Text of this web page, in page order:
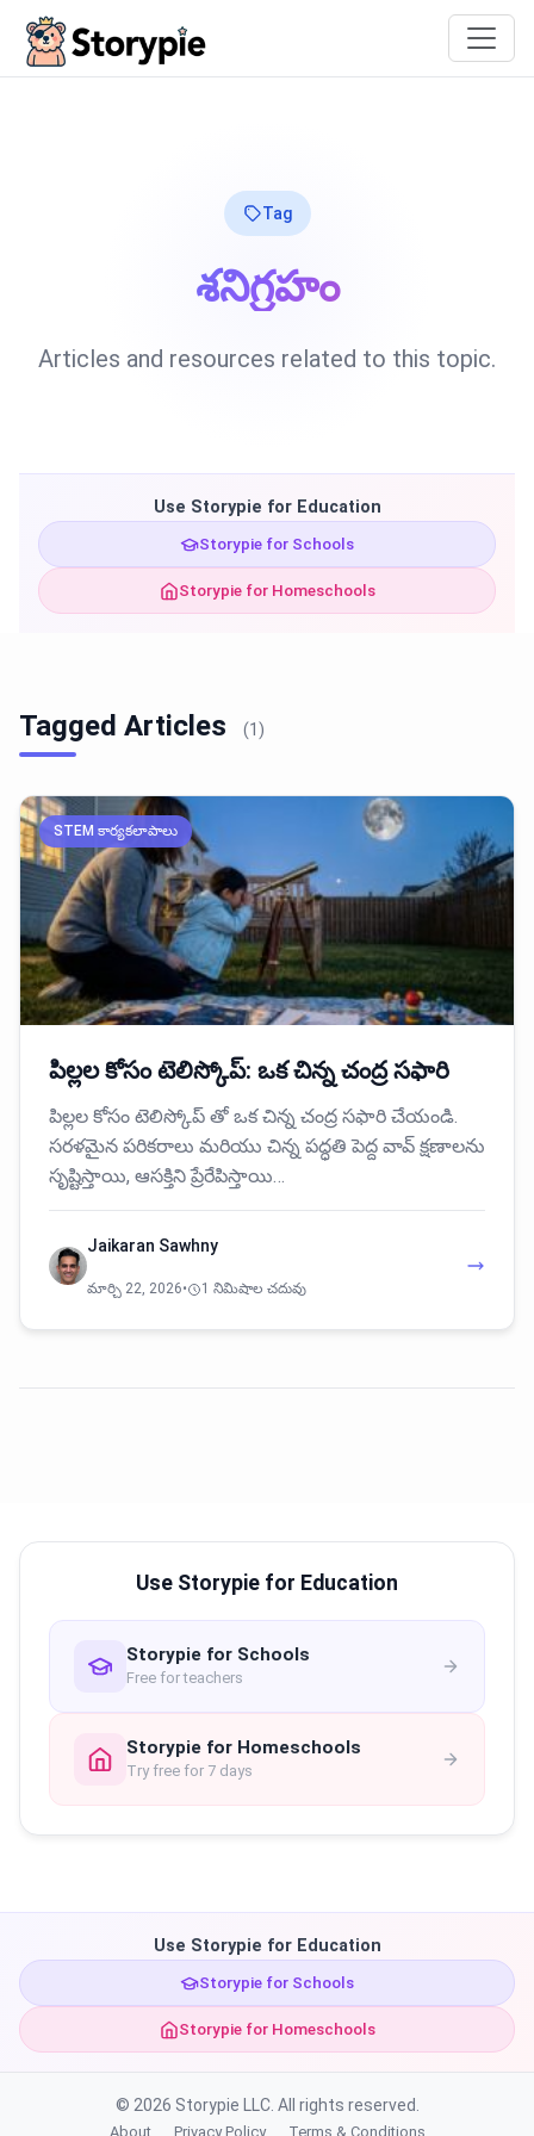
Tag
శనిగ్రహం
Articles and resources related to this topic.
Use Storypie for Education
Storypie for Schools
Storypie for Homeschools
Tagged Articles (1)
STEM కార్యకలాపాలు
పిల్లల కోసం టెలిస్కోప్: ఒక చిన్న చంద్ర సఫారి
పిల్లల కోసం టెలిస్కోప్ తో ఒక చిన్న చంద్ర సఫారి చేయండి.
సరళమైన పరికరాలు మరియు చిన్న పద్ధతి పెద్ద వావ్ క్షణాలను
సృష్టిస్తాయి, ఆసక్తిని ప్రేరేపిస్తాయి…
Jaikaran Sawhny
మార్చి 22, 2026• 1 నిమిషాల చదువు
Use Storypie for Education
Storypie for Schools
Free for teachers
Storypie for Homeschools
Try free for 7 days
Use Storypie for Education
Storypie for Schools
Storypie for Homeschools
© 2026 Storypie LLC. All rights reserved.
About Privacy Policy Terms & Conditions